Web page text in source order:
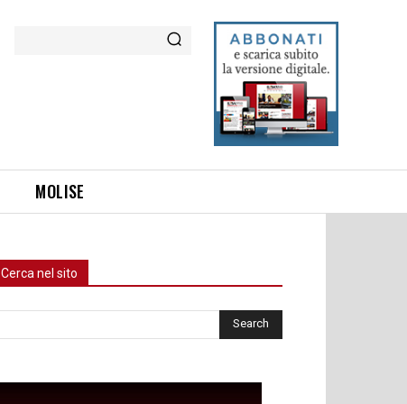
MOLISE
Cerca nel sito